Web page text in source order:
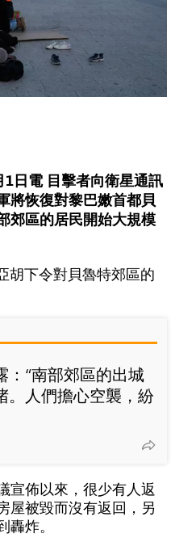
日電 目擊者向衛星通訊
將恢復對黎巴嫩首都貝
郊區的居民開始大規模
胡下令對貝魯特郊區的
：“南部郊區的出城
。人們擔心空襲，紛
宣佈以來，很少有人返
屋被毀而沒有返回，另
炸。